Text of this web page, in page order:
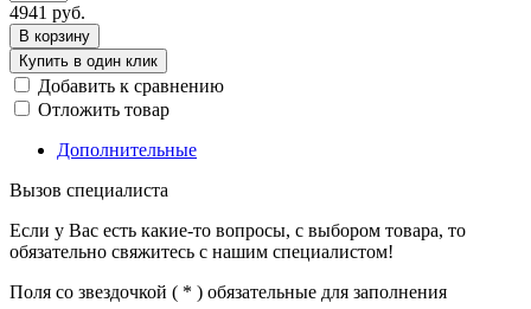
4941 руб.
В корзину
Купить в один клик
Добавить к сравнению
Отложить товар
Дополнительные
Вызов специалиста
Если у Вас есть какие-то вопросы, с выбором товара, то
обязательно свяжитесь с нашим специалистом!
Поля со звездочкой ( * ) обязательные для заполнения